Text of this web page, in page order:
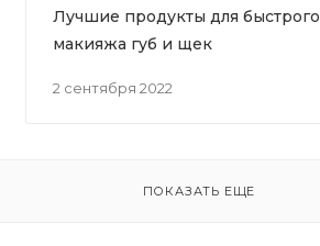
2 сентября 2022
Лучшие продукты для быстрого
макияжа губ и щек
ПОКАЗАТЬ ЕЩЕ